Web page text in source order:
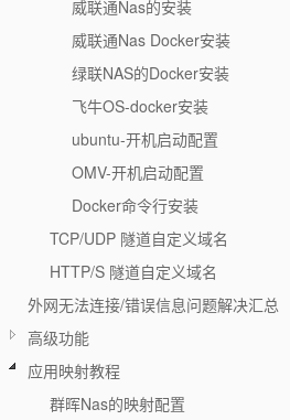
威联通Nas的安装
威联通Nas Docker安装
绿联NAS的Docker安装
飞牛OS-docker安装
ubuntu-开机启动配置
OMV-开机启动配置
Docker命令行安装
TCP/UDP 隧道自定义域名
HTTP/S 隧道自定义域名
外网无法连接/错误信息问题解决汇总
高级功能
应用映射教程
群晖Nas的映射配置